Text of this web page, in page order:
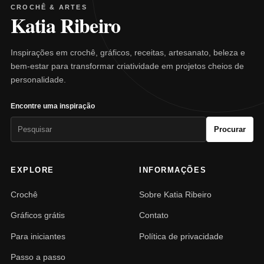
CROCHÊ & ARTES
Katia Ribeiro
Inspirações em crochê, gráficos, receitas, artesanato, beleza e
bem-estar para transformar criatividade em projetos cheios de
personalidade.
Encontre uma inspiração
Procurar
EXPLORE
Crochê
Gráficos grátis
Para iniciantes
Passo a passo
INFORMAÇÕES
Sobre Katia Ribeiro
Contato
Política de privacidade